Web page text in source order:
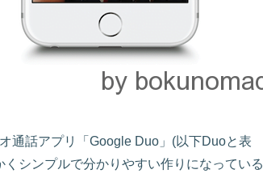
通話アプリ「Google Duo」(以下Duoと表
シンプルで分かりやすい作りになっている